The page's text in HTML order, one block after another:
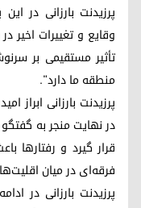
پرزیدنت بارزانی در
وقایع و تغییرات اخیر
تأثیر مستقیمی بر
منطقه ما دارد".
پرزیدنت بارزانی ابراز
در نهایت منجر به
قرار گیرد و رفتارها
فرقه‌ای در میان
پرزیدنت بارزانی در